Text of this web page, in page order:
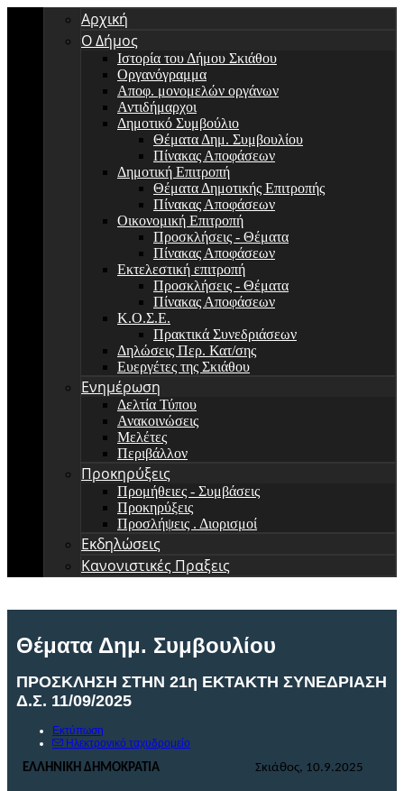
Αρχική
Ο Δήμος
Ιστορία του Δήμου Σκιάθου
Οργανόγραμμα
Αποφ. μονομελών οργάνων
Αντιδήμαρχοι
Δημοτικό Συμβούλιο
Θέματα Δημ. Συμβουλίου
Πίνακας Αποφάσεων
Δημοτική Επιτροπή
Θέματα Δημοτικής Επιτροπής
Πίνακας Αποφάσεων
Οικονομική Επιτροπή
Προσκλήσεις - Θέματα
Πίνακας Αποφάσεων
Εκτελεστική επιτροπή
Προσκλήσεις - Θέματα
Πίνακας Αποφάσεων
Κ.Ο.Σ.Ε.
Πρακτικά Συνεδριάσεων
Δηλώσεις Περ. Κατ/σης
Ευεργέτες της Σκιάθου
Ενημέρωση
Δελτία Τύπου
Ανακοινώσεις
Μελέτες
Περιβάλλον
Προκηρύξεις
Προμήθειες - Συμβάσεις
Προκηρύξεις
Προσλήψεις . Διορισμοί
Εκδηλώσεις
Κανονιστικές Πραξεις
Θέματα Δημ. Συμβουλίου
ΠΡΟΣΚΛΗΣΗ ΣΤΗΝ 21η ΕΚΤΑΚΤΗ ΣΥΝΕΔΡΙΑΣΗ
Δ.Σ. 11/09/2025
Εκτύπωση
Ηλεκτρονικό ταχυδρομείο
ΕΛΛΗΝΙΚΗ ΔΗΜΟΚΡΑΤΙΑ Σκιάθος, 10.9.2025